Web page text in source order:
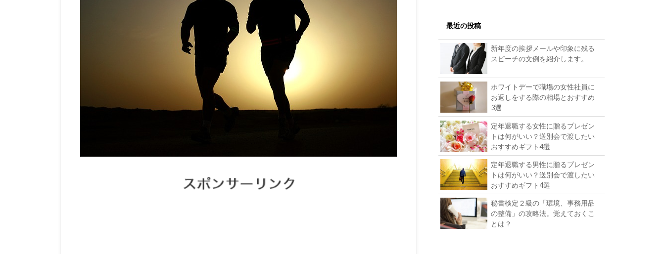
最近の投稿
新年度の挨拶メールや印象に残る
スピーチの文例を紹介します。
ホワイトデーで職場の女性社員に
お返しをする際の相場とおすすめ
3選
定年退職する女性に贈るプレゼン
トは何がいい？送別会で渡したい
おすすめギフト4選
定年退職する男性に贈るプレゼン
トは何がいい？送別会で渡したい
おすすめギフト4選
秘書検定２級の「環境、事務用品
の整備」の攻略法。覚えておくこ
とは？